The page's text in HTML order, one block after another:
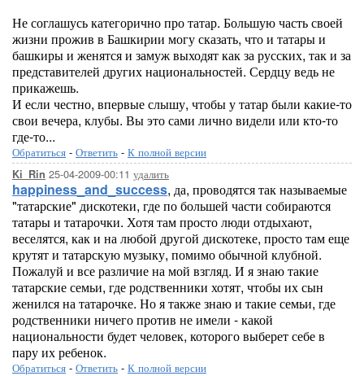
Не соглашусь категорично про татар. Большую часть своей
жизни прожив в Башкирии могу сказать, что и татары и
башкиры и женятся и замуж выходят как за русских, так и за
представителей других национальностей. Сердцу ведь не
прикажешь.
И если честно, впервые слышу, чтобы у татар были какие-то
свои вечера, клубы. Вы это сами лично видели или кто-то
где-то...
Обратиться - Ответить - К полной версии
Ki_Rin 25-04-2009-00:11 удалить
happiness_and_success, да, проводятся так называемые
"татарские" дискотеки, где по большей части собираются
татары и татарочки. Хотя там просто люди отдыхают,
веселятся, как и на любой другой дискотеке, просто там еще
крутят и татарскую музыку, помимо обычной клубной.
Пожалуй и все различие на мой взгляд. И я знаю такие
татарские семьи, где родственники хотят, чтобы их сын
женился на татарочке. Но я также знаю и такие семьи, где
родственники ничего против не имели - какой
национальности будет человек, которого выберет себе в
пару их ребенок.
Обратиться - Ответить - К полной версии